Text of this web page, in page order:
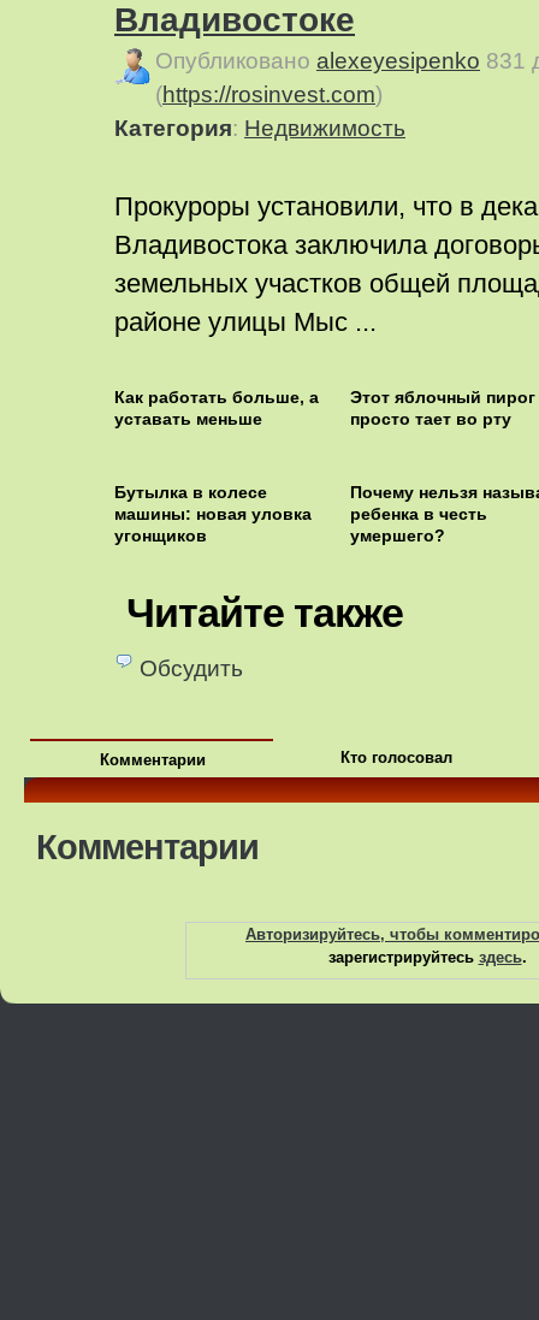
Владивостоке
Опубликовано alexeyesipenko 831
(https://rosinvest.com)
Категория: Недвижимость
Прокуроры установили, что в
Владивостока заключила
земельных участков общей
районе улицы Мыс ...
Как работать больше, а
уставать меньше
Этот яблочный пирог
просто тает во рту
Бутылка в колесе
машины: новая уловка
угонщиков
Почему нельзя
ребенка в честь
умершего?
Читайте также
Обсудить
Комментарии Кто голосовал
Комментарии
Авторизируйтесь, чтобы
зарегистрируйтесь здесь.